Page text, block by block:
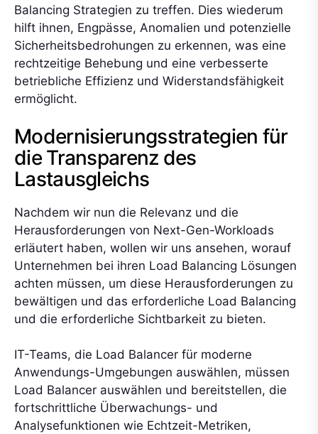
Balancing Strategien zu treffen. Dies wiederum
hilft ihnen, Engpässe, Anomalien und potenzielle
Sicherheitsbedrohungen zu erkennen, was eine
rechtzeitige Behebung und eine verbesserte
betriebliche Effizienz und Widerstandsfähigkeit
ermöglicht.
Modernisierungsstrategien für
die Transparenz des
Lastausgleichs
Nachdem wir nun die Relevanz und die
Herausforderungen von Next-Gen-Workloads
erläutert haben, wollen wir uns ansehen, worauf
Unternehmen bei ihren Load Balancing Lösungen
achten müssen, um diese Herausforderungen zu
bewältigen und das erforderliche Load Balancing
und die erforderliche Sichtbarkeit zu bieten.
IT-Teams, die Load Balancer für moderne
Anwendungs-Umgebungen auswählen, müssen
Load Balancer auswählen und bereitstellen, die
fortschrittliche Überwachungs- und
Analysefunktionen wie Echtzeit-Metriken,